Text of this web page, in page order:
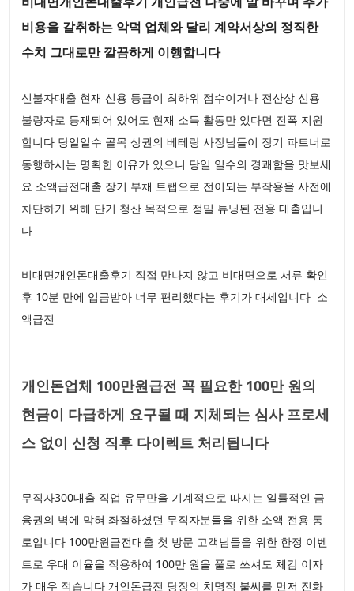
비용을 갈취하는 악덕 업체와 달리 계약서상의 정직한
수치 그대로만 깔끔하게 이행합니다
신불자대출 현재 신용 등급이 최하위 점수이거나 전산상 신용
불량자로 등재되어 있어도 현재 소득 활동만 있다면 전폭 지원
합니다 당일일수 골목 상권의 베테랑 사장님들이 장기 파트너로
동행하시는 명확한 이유가 있으니 당일 일수의 경쾌함을 맛보세
요 소액급전대출 장기 부채 트랩으로 전이되는 부작용을 사전에
차단하기 위해 단기 청산 목적으로 정밀 튜닝된 전용 대출입니
다
비대면개인돈대출후기 직접 만나지 않고 비대면으로 서류 확인
후 10분 만에 입금받아 너무 편리했다는 후기가 대세입니다 소
액급전
개인돈업체 100만원급전 꼭 필요한 100만 원의
현금이 다급하게 요구될 때 지체되는 심사 프로세
스 없이 신청 직후 다이렉트 처리됩니다
무직자300대출 직업 유무만을 기계적으로 따지는 일률적인 금
융권의 벽에 막혀 좌절하셨던 무직자분들을 위한 소액 전용 통
로입니다 100만원급전대출 첫 방문 고객님들을 위한 한정 이벤
트로 우대 이율을 적용하여 100만 원을 풀로 쓰셔도 체감 이자
가 매우 적습니다 개인돈급전 당장의 치명적 불씨를 먼저 진화